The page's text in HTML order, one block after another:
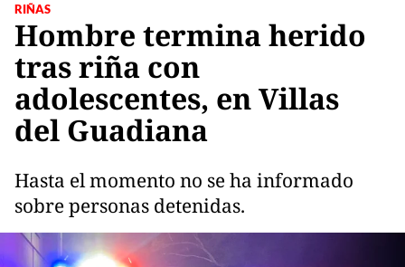
RIÑAS
Hombre termina herido
tras riña con
adolescentes, en Villas
del Guadiana
Hasta el momento no se ha informado
sobre personas detenidas.